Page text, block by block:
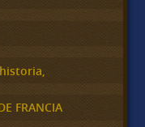
FRANCIA